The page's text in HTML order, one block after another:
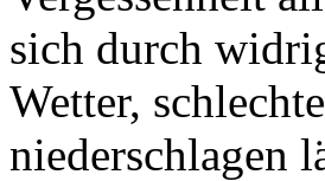
sich durch
Wetter,
niederschlagen